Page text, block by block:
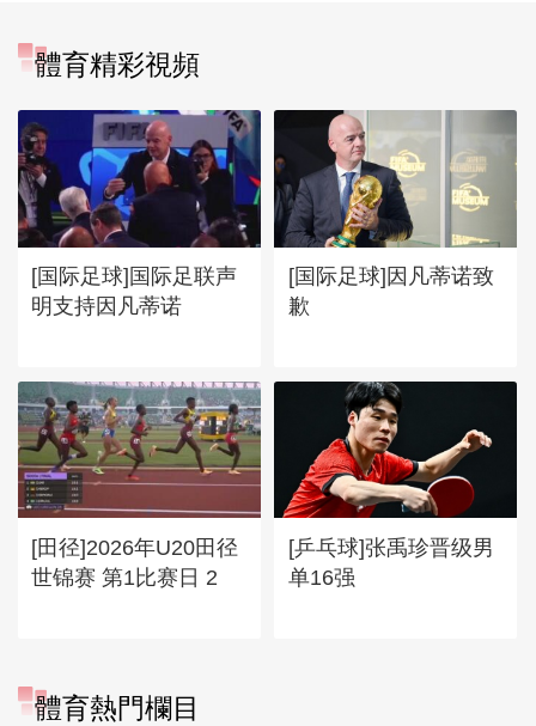
體育精彩視頻
[国际足球]国际足联声
明支持因凡蒂诺
[国际足球]因凡蒂诺致
歉
[田径]2026年U20田径
世锦赛 第1比赛日 2
[乒乓球]张禹珍晋级男
单16强
體育熱門欄目